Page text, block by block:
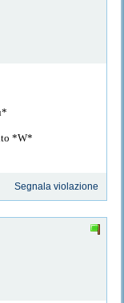
*W*
Segnala violazione